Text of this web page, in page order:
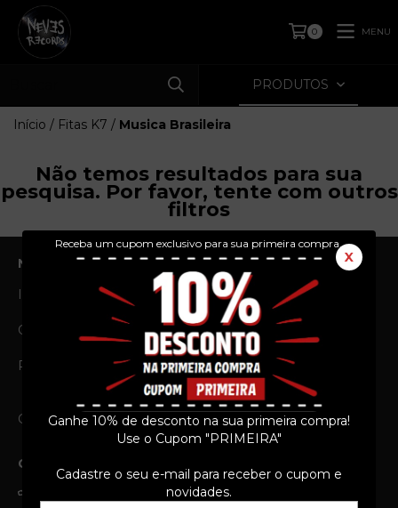
Receba um cupom exclusivo para sua primeira compra.
X
Ganhe 10% de desconto na sua primeira compra!
Use o Cupom "PRIMEIRA"
Cadastre o seu e-mail para receber o cupom e
novidades.
0 MENU
PRODUTOS
Início / Fitas K7 / Musica Brasileira
Não temos resultados para sua
pesquisa. Por favor, tente com outros
filtros
NAVEGAÇÃO
Início
Produtos
Quem Somos Prazos e Envios
Política de Privacidade
Política de Troca e
Devolução
Contato Newsletter
CONTATO